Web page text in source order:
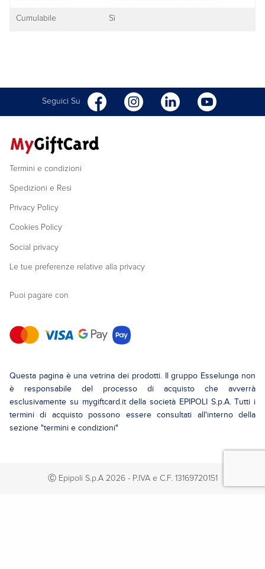
Cumulabile Sì
Seguici Su
Termini e condizioni
Spedizioni e Resi
Privacy Policy
Cookies Policy
Social privacy
Le tue preferenze relative alla privacy
Puoi pagare con
Questa pagina è una vetrina dei prodotti. Il gruppo Esselunga non
è responsabile del processo di acquisto che avverrà
esclusivamente su mygiftcard.it della società EPIPOLI S.p.A. Tutti i
termini di acquisto possono essere consultati all'interno della
sezione "termini e condizioni"
Ⓒ Epipoli S.p.A 2026 - P.IVA e C.F. 13169720151